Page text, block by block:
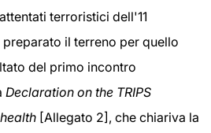
terroristici dell'11
il terreno per quello
del primo incontro
Declaration on the TRIPS
[Allegato 2], che chiariva la